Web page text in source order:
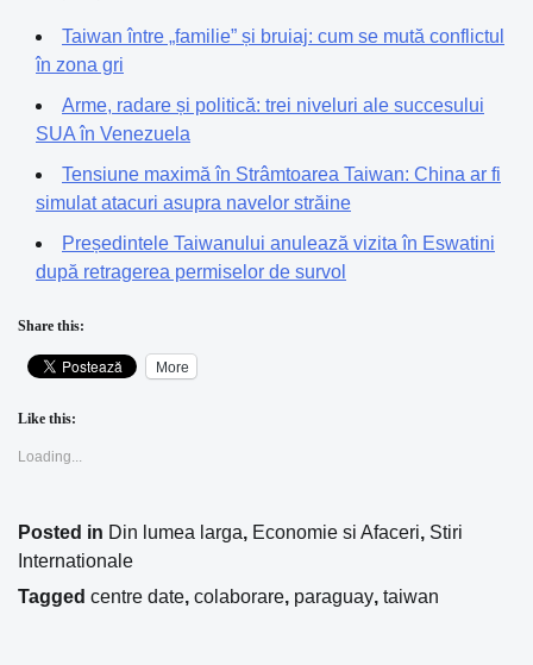
Taiwan între „familie” și bruiaj: cum se mută conflictul
în zona gri
Arme, radare și politică: trei niveluri ale succesului
SUA în Venezuela
Tensiune maximă în Strâmtoarea Taiwan: China ar fi
simulat atacuri asupra navelor străine
Președintele Taiwanului anulează vizita în Eswatini
după retragerea permiselor de survol
Share this:
More
Like this:
Loading...
Posted in Din lumea larga, Economie si Afaceri, Stiri
Internationale
Tagged centre date, colaborare, paraguay, taiwan